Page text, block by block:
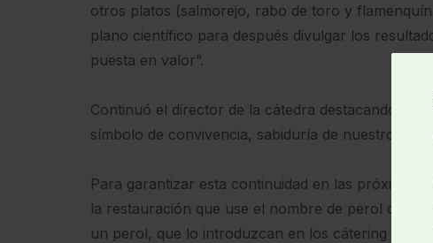
otros platos (salmorejo, rabo de toro y
plano científico para después divulgar los
puesta en valor”.
Continuó el director de la cátedra destacando
símbolo de convivencia, sabiduría de nuestros
Para garantizar esta continuidad en las próximas
la restauración que use el nombre de perol
un perol, que lo introduzcan en los cátering y